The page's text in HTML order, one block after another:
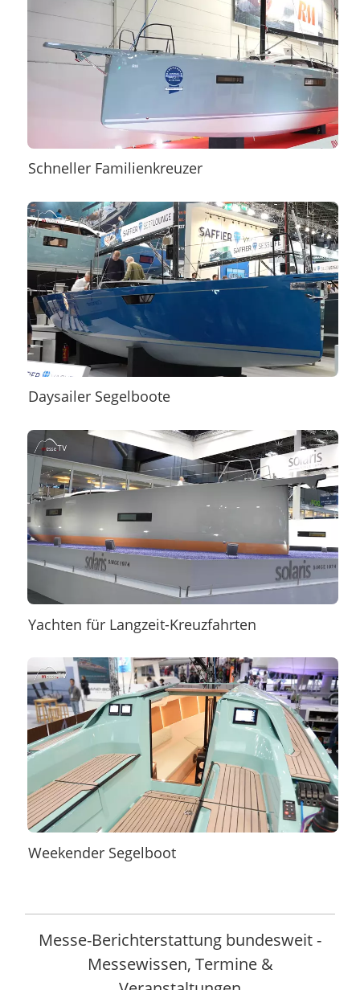
Schneller Familienkreuzer
Daysailer Segelboote
Yachten für Langzeit-Kreuzfahrten
Weekender Segelboot
Messe-Berichterstattung bundesweit -
Messewissen, Termine &